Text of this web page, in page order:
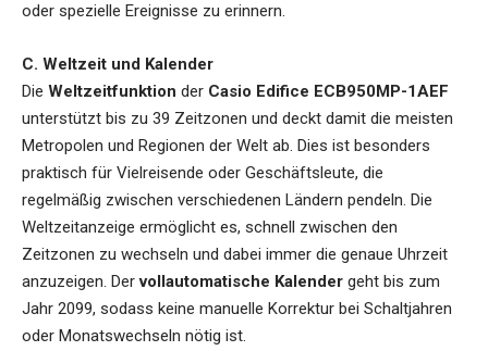
oder spezielle Ereignisse zu erinnern.
C. Weltzeit und Kalender
Die Weltzeitfunktion der Casio Edifice ECB950MP-1AEF
unterstützt bis zu 39 Zeitzonen und deckt damit die meisten
Metropolen und Regionen der Welt ab. Dies ist besonders
praktisch für Vielreisende oder Geschäftsleute, die
regelmäßig zwischen verschiedenen Ländern pendeln. Die
Weltzeitanzeige ermöglicht es, schnell zwischen den
Zeitzonen zu wechseln und dabei immer die genaue Uhrzeit
anzuzeigen. Dervollautomatische Kalender geht bis zum
Jahr 2099, sodass keine manuelle Korrektur bei Schaltjahren
oder Monatswechseln nötig ist.